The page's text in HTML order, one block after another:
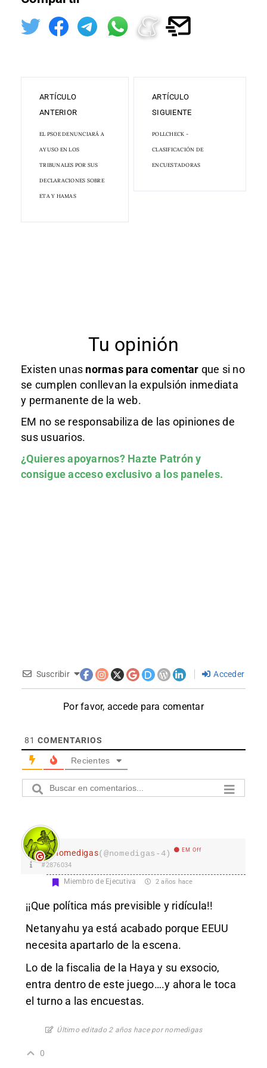
ARTÍCULO
ANTERIOR
EL PSOE DENUNCIARÁ A
AYUSO EN LOS
TRIBUNALES POR SUS
DECLARACIONES SOBRE
ETA Y HAMAS
ARTÍCULO
SIGUIENTE
POLLCHECK -
CLASIFICACIÓN DE
ENCUESTADORAS
Tu opinión
Existen unas normas para comentar que si no
se cumplen conllevan la expulsión inmediata
y permanente de la web.
EM no se responsabiliza de las opiniones de
sus usuarios.
¿Quieres apoyarnos? Hazte Patróny
consigue acceso exclusivo a los paneles.
Suscribir Acceder
Por favor, accede para comentar
81 COMENTARIOS
Recientes
nomedigas(@nomedigas-4) EM Off
#2876034
Miembro de Ejecutiva 2 años hace
¡¡Que política más previsible y ridícula!!
Netanyahu ya está acabado porque EEUU
necesita apartarlo de la escena.
Lo de la fiscalia de la Haya y su exsocio,
entra dentro de este juego….y ahora le toca
el turno a las encuestas.
Último editado 2 años hace por nomedigas
0